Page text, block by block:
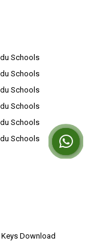
Schools
Schools
Schools
Schools
Schools
Schools
Download